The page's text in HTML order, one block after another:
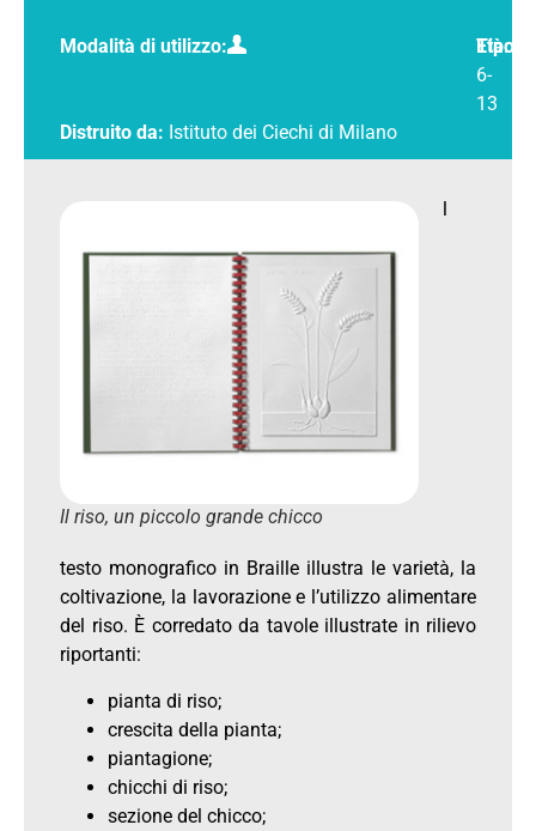
Modalità di utilizzo:
Età:
6-
13
Distruito da: Istituto dei Ciechi di Milano
Il riso, un piccolo grande chicco
l
testo monografico in Braille illustra le varietà, la
coltivazione, la lavorazione e l’utilizzo alimentare
del riso. È corredato da tavole illustrate in rilievo
riportanti:
pianta di riso;
crescita della pianta;
piantagione;
chicchi di riso;
sezione del chicco;